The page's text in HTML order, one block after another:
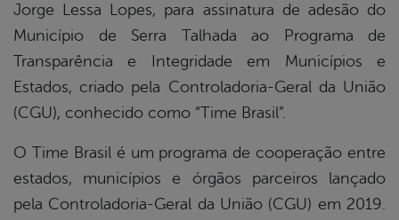
Jorge Lessa Lopes, para assinatura de adesão do
Município de Serra Talhada ao Programa de
Transparência e Integridade em Municípios e
Estados, criado pela Controladoria-Geral da União
(CGU), conhecido como “Time Brasil”.
O Time Brasil é um programa de cooperação entre
estados, municípios e órgãos parceiros lançado
pela Controladoria-Geral da União (CGU) em 2019.